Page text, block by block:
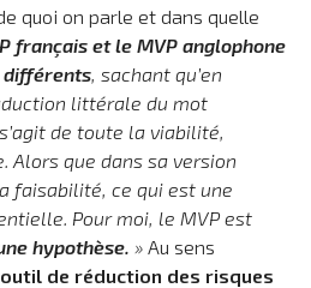
quoi on parle et dans quelle
français et le MVP anglophone
différents , sachant qu’en
littérale du mot
de toute la viabilité,
Alors que dans sa version
faisabilité, ce qui est une
Pour moi, le MVP est
hypothèse. » Au sens
de réduction des risques